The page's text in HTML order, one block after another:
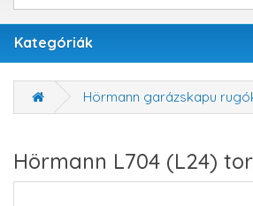
Kategóriák
Hörmann garázskapu
Hörmann L704 (L24)